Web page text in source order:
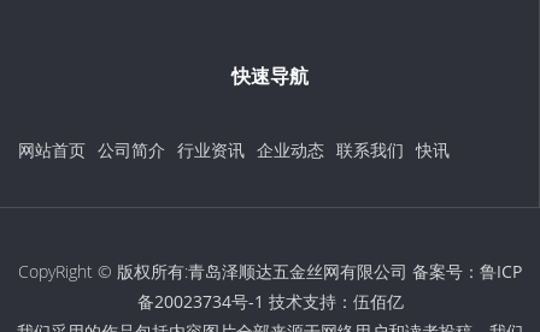
快速导航
网站首页 公司简介 行业资讯 企业动态 联系我们 快讯
CopyRight © 版权所有:青岛泽顺达五金丝网有限公司 备案号： 鲁ICP
备20023734号-1 技术支持： 伍佰亿